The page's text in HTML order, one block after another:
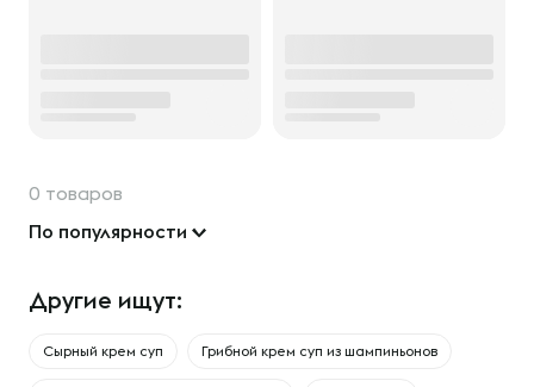
0 товаров
По популярности
Другие ищут:
Сырный крем суп Грибной крем суп из шампиньонов